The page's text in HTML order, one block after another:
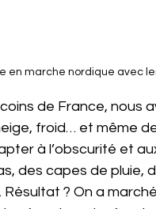
marche nordique avec
coins de France,
froid… et même
à l’obscurité et
des capes de
? On a